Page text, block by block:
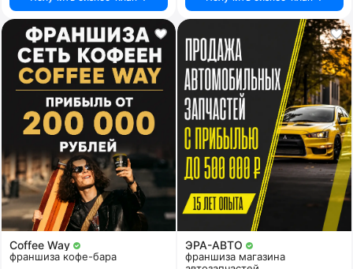
Coffee Way
франшиза кофе-бара
ЭРА-АВТО
франшиза магазина